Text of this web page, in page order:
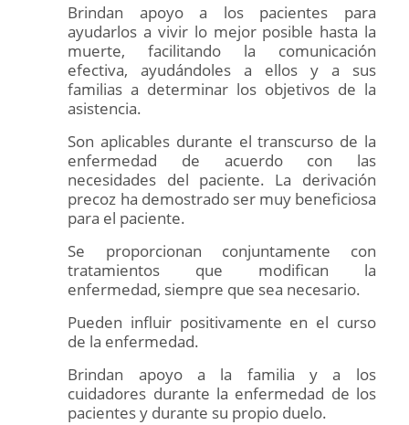
Brindan apoyo a los pacientes para
ayudarlos a vivir lo mejor posible hasta la
muerte, facilitando la comunicación
efectiva, ayudándoles a ellos y a sus
familias a determinar los objetivos de la
asistencia.
Son aplicables durante el transcurso de la
enfermedad de acuerdo con las
necesidades del paciente. La derivación
precoz ha demostrado ser muy beneficiosa
para el paciente.
Se proporcionan conjuntamente con
tratamientos que modifican la
enfermedad, siempre que sea necesario.
Pueden influir positivamente en el curso
de la enfermedad.
Brindan apoyo a la familia y a los
cuidadores durante la enfermedad de los
pacientes y durante su propio duelo.